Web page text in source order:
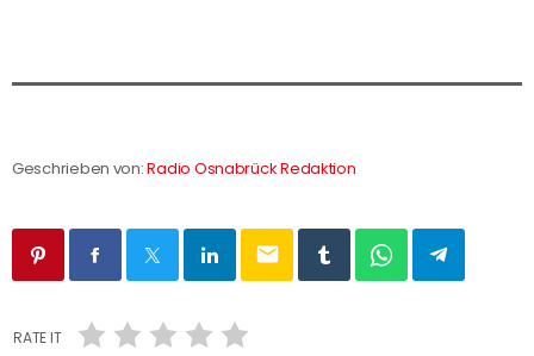
Geschrieben von:Radio Osnabrück Redaktion
email
RATE IT